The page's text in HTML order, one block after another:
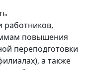
работников,
повышения
переподготовки
а также